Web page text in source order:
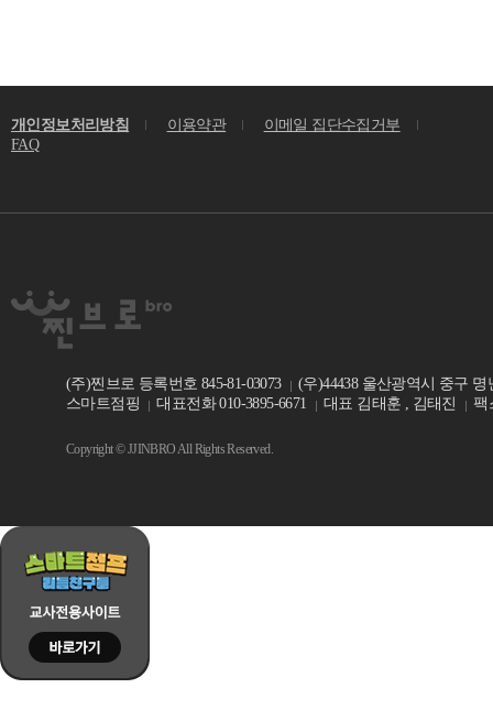
개인정보처리방침 이용약관
이메일 집단수집거부
FAQ
(주)찐브로 등록번호 845-81-03073
(우)44438 울산광역시 중구 명
스마트점핑
대표전화 010-3895-6671 대표 김태훈 , 김태진 팩
Copyright © JJINBRO All Rights Reserved.